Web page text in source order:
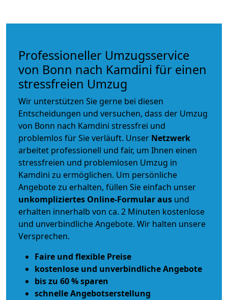
Professioneller Umzugsservice
von Bonn nach Kamdini für einen
stressfreien Umzug
Wir unterstützen Sie gerne bei diesen
Entscheidungen und versuchen, dass der Umzug
von Bonn nach Kamdini stressfrei und
problemlos für Sie verläuft. Unser Netzwerk
arbeitet professionell und fair, um Ihnen einen
stressfreien und problemlosen Umzug in
Kamdini zu ermöglichen. Um persönliche
Angebote zu erhalten, füllen Sie einfach unser
unkompliziertes Online-Formular aus und
erhalten innerhalb von ca. 2 Minuten kostenlose
und unverbindliche Angebote. Wir halten unsere
Versprechen.
Faire und flexible Preise
kostenlose und unverbindliche Angebote
bis zu 60 % sparen
schnelle Angebotserstellung